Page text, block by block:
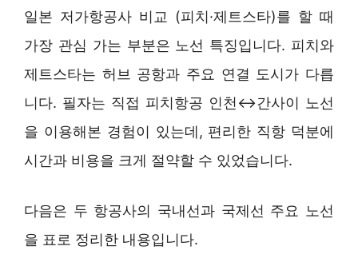
일본 저가항공사 비교 (피치·제트스타)를 할 때
가장 관심 가는 부분은 노선 특징입니다. 피치와
제트스타는 허브 공항과 주요 연결 도시가 다릅
니다. 필자는 직접 피치항공 인천↔간사이 노선
을 이용해본 경험이 있는데, 편리한 직항 덕분에
시간과 비용을 크게 절약할 수 있었습니다.
다음은 두 항공사의 국내선과 국제선 주요 노선
을 표로 정리한 내용입니다.